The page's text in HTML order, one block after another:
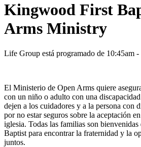
Kingwood First
Arms Ministry
Life Group está programado de 10:45am -
El Ministerio de Open Arms quiere
con un niño o adulto con una
dejen a los cuidadores y a la persona con
por no estar seguros sobre la aceptación
iglesia. Todas las familias son
Baptist para encontrar la fraternidad y la
juntos.